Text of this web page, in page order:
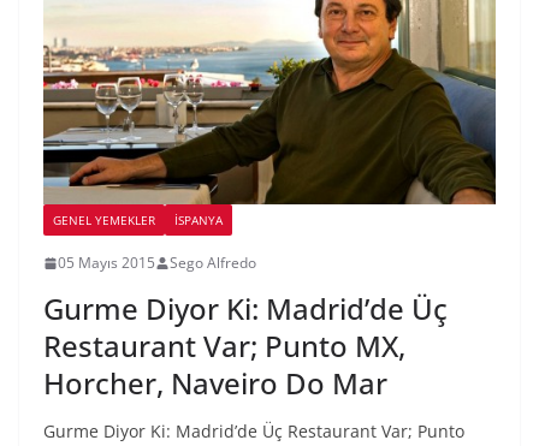
GENEL YEMEKLER İSPANYA
05 Mayıs 2015 Sego Alfredo
Gurme Diyor Ki: Madrid’de Üç
Restaurant Var; Punto MX,
Horcher, Naveiro Do Mar
Gurme Diyor Ki: Madrid’de Üç Restaurant Var; Punto